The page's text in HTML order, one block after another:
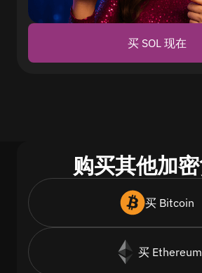
买 SOL 现在
购买其他加
买 Bitcoin
买 Ethereum